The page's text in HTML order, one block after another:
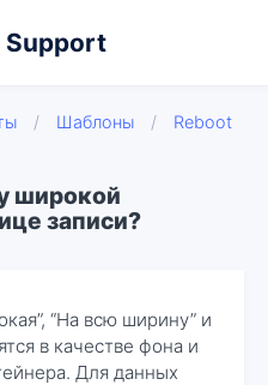
Support
/ Шаблоны /
Reboot
широкой
записи?
“На всю ширину” и
в качестве фона и
Для данных